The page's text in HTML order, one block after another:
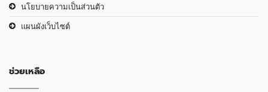
นโยบายความเป็นส่วนตัว
แผนผังเว็บไซต์
ช่วยเหลือ